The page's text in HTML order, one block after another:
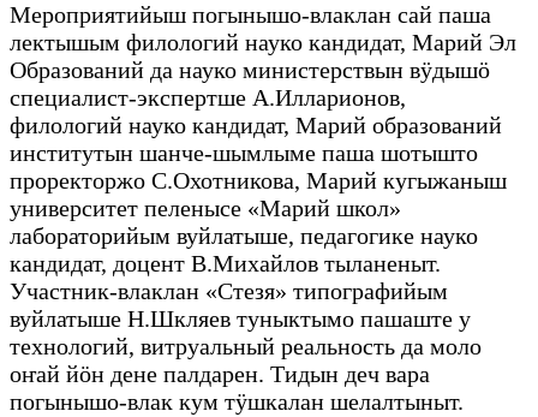
Мероприятийыш погынышо-влаклан сай паша
лектышым филологий науко кандидат, Марий Эл
Образований да науко министерствын вӱдышӧ
специалист-экспертше А.Илларионов,
филологий науко кандидат, Марий образований
институтын шанче-шымлыме паша шотышто
проректоржо С.Охотникова, Марий кугыжаныш
университет пеленысе «Марий школ»
лабораторийым вуйлатыше, педагогике науко
кандидат, доцент В.Михайлов тыланеныт.
Участник-влаклан «Стезя» типографийым
вуйлатыше Н.Шкляев туныктымо пашаште у
технологий, витруальный реальность да моло
оҥай йӧн дене палдарен. Тидын деч вара
погынышо-влак кум тӱшкалан шелалтыныт.